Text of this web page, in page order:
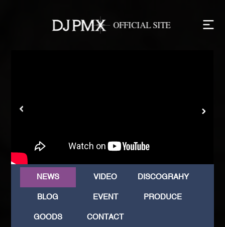
NEWS VIDEO DISCOGRAHY
BLOG EVENT PRODUCE
GOODS CONTACT